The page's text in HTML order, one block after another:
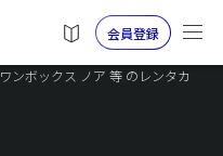
会員登録
ワンボックス ノア 等 のレンタカ